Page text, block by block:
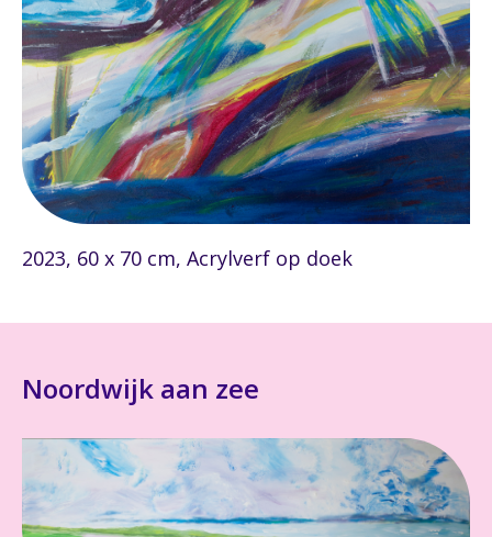
2023, 60 x 70 cm, Acrylverf op doek
Noordwijk aan zee